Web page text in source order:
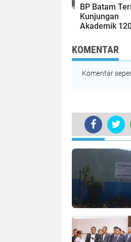
BP Batam
Kunjungan
Akademik
Bahas
Pembangunan
Ekonomi
KOMENTAR
Komentar
Triwulan
TERKINI